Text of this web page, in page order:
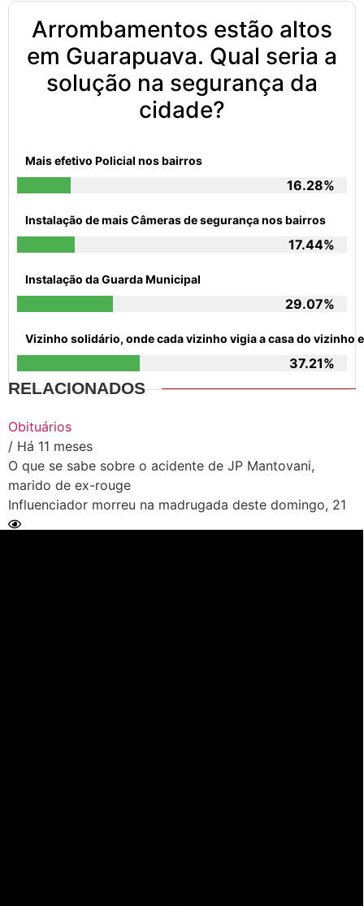
Arrombamentos estão altos
em Guarapuava. Qual seria a
solução na segurança da
cidade?
Mais efetivo Policial nos bairros
16.28%
Instalação de mais Câmeras de segurança nos bairros
17.44%
Instalação da Guarda Municipal
29.07%
Vizinho solidário, onde cada vizinho vigia a casa do vizinho
37.21%
RELACIONADOS
Obituários
/ Há 11 meses
O que se sabe sobre o acidente de JP Mantovani,
marido de ex-rouge
Influenciador morreu na madrugada deste domingo, 21